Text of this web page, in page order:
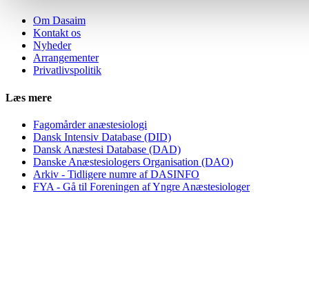
Om Dasaim
Kontakt os
Nyheder
Arrangementer
Privatlivspolitik
Læs mere
Fagomårder anæstesiologi
Dansk Intensiv Database (DID)
Dansk Anæstesi Database (DAD)
Danske Anæstesiologers Organisation (DAO)
Arkiv - Tidligere numre af DASINFO
FYA - Gå til Foreningen af Yngre Anæstesiologer